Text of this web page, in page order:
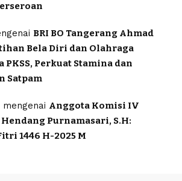
BRI BO Tangerang Ahmad
Bela Diri dan Olahraga
PKSS, Perkuat Stamina dan
Satpam
mengenai Anggota Komisi IV
Hendang Purnamasari, S.H:
1446 H-2025 M